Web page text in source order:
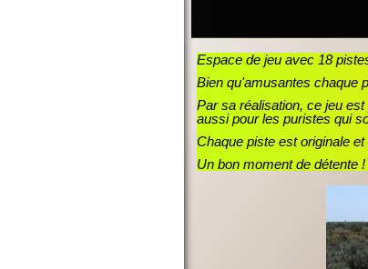
Espace de jeu avec 18
Bien qu'amusantes chaque
Par sa réalisation, ce jeu
aussi pour les puristes qui
Chaque piste est originale
Un bon moment de détente !